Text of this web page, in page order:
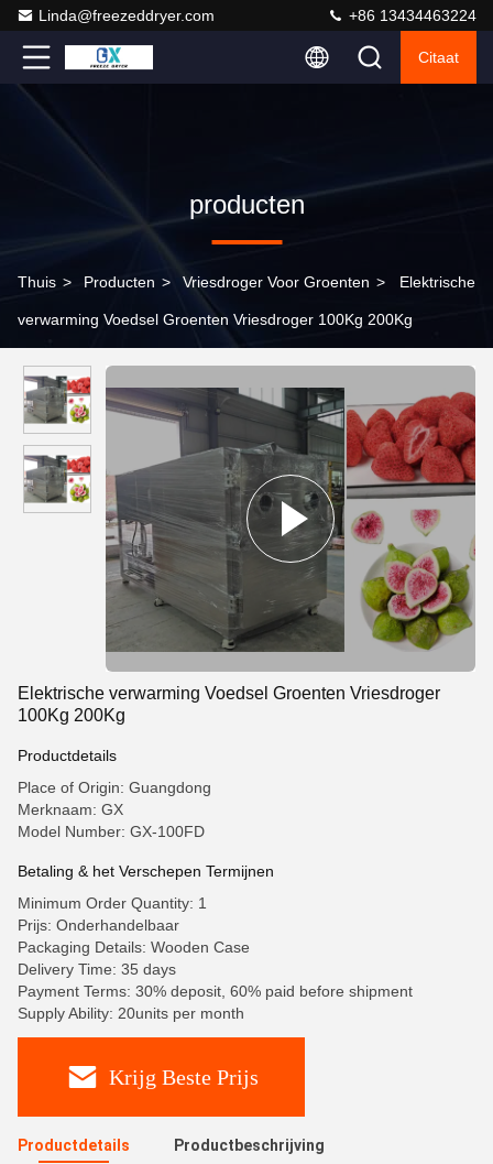
Linda@freezeddryer.com +86 13434463224
Citaat
producten
Thuis > Producten > Vriesdroger Voor Groenten > Elektrische
verwarming Voedsel Groenten Vriesdroger 100Kg 200Kg
Elektrische verwarming Voedsel Groenten Vriesdroger
100Kg 200Kg
Productdetails
Place of Origin: Guangdong
Merknaam: GX
Model Number: GX-100FD
Betaling & het Verschepen Termijnen
Minimum Order Quantity: 1
Prijs: Onderhandelbaar
Packaging Details: Wooden Case
Delivery Time: 35 days
Payment Terms: 30% deposit, 60% paid before shipment
Supply Ability: 20units per month
Krijg Beste Prijs
Productdetails Productbeschrijving